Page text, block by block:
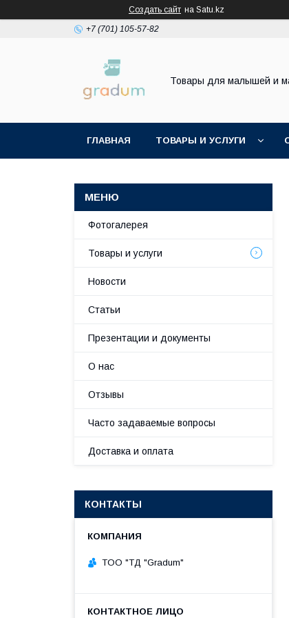
Создать сайт на Satu.kz
+7 (701) 105-57-82
Товары для малышей и
ГЛАВНАЯ ТОВАРЫ И УСЛУГИ
Фотогалерея
Товары и услуги
Новости
Статьи
Презентации и документы
О нас
Отзывы
Часто задаваемые вопросы
Доставка и оплата
КОНТАКТЫ
TOO "ТД "Gradum"